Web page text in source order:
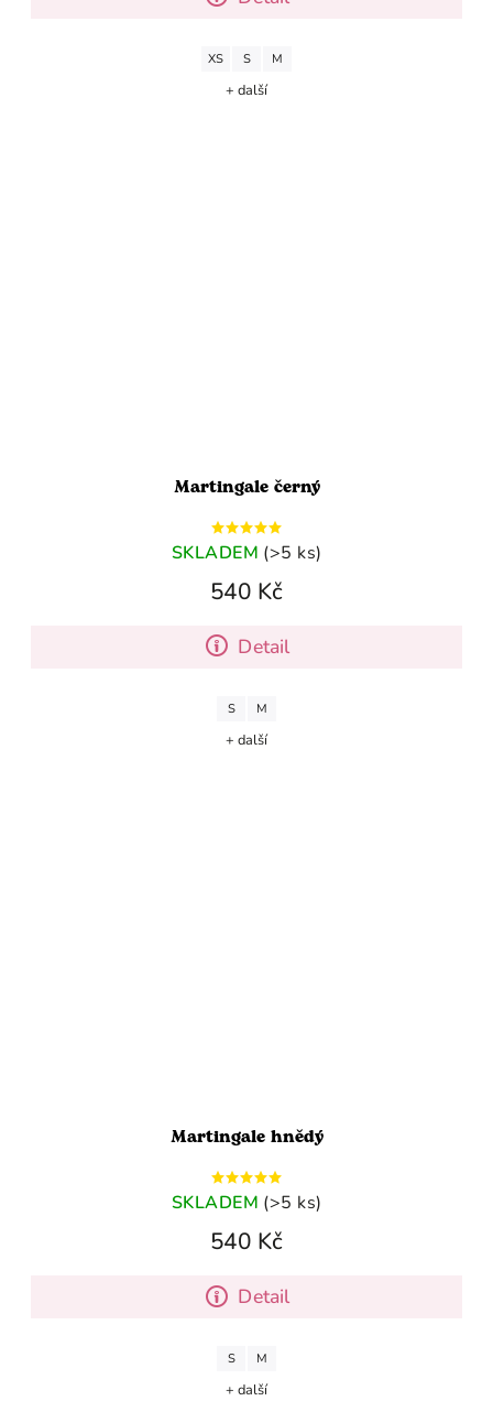
XS S M
+ další
Martingale černý
SKLADEM (>5 ks)
540 Kč
Detail
S M
+ další
Martingale hnědý
SKLADEM (>5 ks)
540 Kč
Detail
S M
+ další